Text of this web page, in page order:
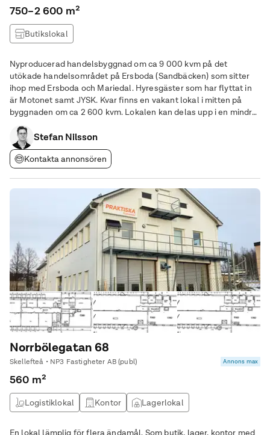
750–2 600 m²
Butikslokal
Nyproducerad handelsbyggnad om ca 9 000 kvm på det
utökade handelsområdet på Ersboda (Sandbäcken) som sitter
ihop med Ersboda och Mariedal. Hyresgäster som har flyttat in
är Motonet samt JYSK. Kvar finns en vakant lokal i mitten på
byggnaden om ca 2 600 kvm. Lokalen kan delas upp i en mindre
lokal på ca 750 kvm respektive en större på ca 1850 kvm.
Stefan Nilsson
Kontakta annonsören
Norrbölegatan 68
Skellefteå • NP3 Fastigheter AB (publ) Annons max
560 m²
Logistiklokal Kontor
Lagerlokal
En lokal lämplig för flera ändamål. Som butik, lager, kontor med